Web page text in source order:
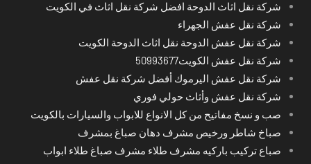
شركة نقل اثاث الدوحة افضل شركة نقل اثاث في الكويت
شركة نقل عفش الجهراء
شركة نقل عفش الدوحة نقل اثاث الدوحة الكويت
شركة نقل عفش الكويت50993677
شركة نقل عفش اليرموك أفضل شركة نقل عفش
شركة نقل عفش وأثاث حولي فوري
صب و نسخ مفاتيح من كل الانواع للابواب والسيارات بالكويت
صباخ شاطر ورخيص مشرف دهان صباغ بمشرف
صباع تركيب باركيه مشرف طلاء مشرف صباغ طلاء ابواب